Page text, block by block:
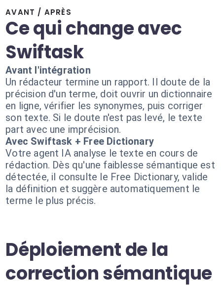
AVANT / APRÈS
Ce qui change avec
Swiftask
Avant l'intégration
Un rédacteur termine un rapport. Il doute de la
précision d'un terme, doit ouvrir un dictionnaire
en ligne, vérifier les synonymes, puis corriger
son texte. Si le doute n'est pas levé, le texte
part avec une imprécision.
Avec Swiftask + Free Dictionary
Votre agent IA analyse le texte en cours de
rédaction. Dès qu'une faiblesse sémantique est
détectée, il consulte le Free Dictionary, valide
la définition et suggère automatiquement le
terme le plus précis.
Déploiement de la
correction sémantique